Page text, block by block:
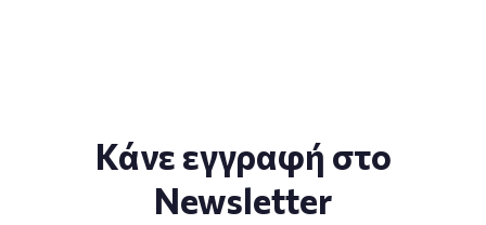
Κάνε εγγραφή στο
Newsletter